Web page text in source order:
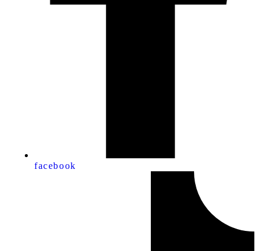
facebook